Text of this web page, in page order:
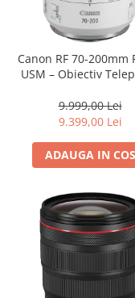
Canon RF 70-200mm
USM – Obiectiv
9.999,00 Lei
9.399,00 Lei
ADAUGA IN COS